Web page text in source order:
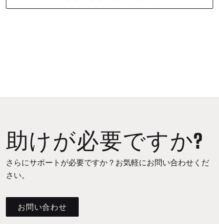
助けが必要ですか?
さらにサポートが必要ですか？お気軽にお問い合わせくだ
さい。
お問い合わせ